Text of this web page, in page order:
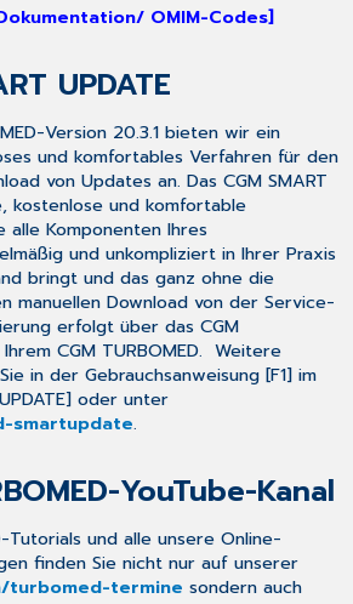
OMIM-Codes]
UPDATE
Version 20.3.1 bieten wir ein
und komfortables Verfahren für den
von Updates an. DasCGM SMART
kostenlose und komfortable
alle Komponenten Ihres
und unkompliziert in Ihrer Praxis
bringt und das ganz ohne die
manuellen Download von der Service-
erfolgt über dasCGM
CGM TURBOMED. Weitere
in der Gebrauchsanweisung [F1] im
] oder unter
smartupdate.
YouTube-Kanal
Tutorials und alle unsere Online-
finden Sienicht nur auf unserer
/turbomed-termine sondern auch